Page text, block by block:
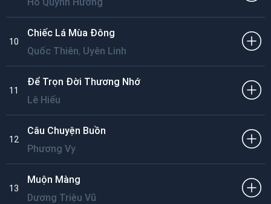
10
Chiếc Lá Mùa Đông
Quốc Thiên, Uyên Linh
11
Để Trọn Đời Thương Nhớ
Lê Hiếu
12
Câu Chuyện Buồn
Phương Vy
13
Muộn Màng
Dương Triệu Vũ